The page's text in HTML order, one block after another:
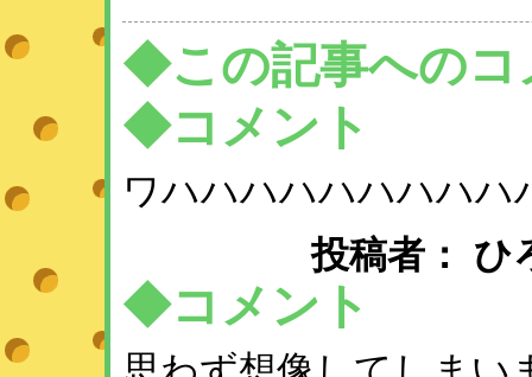
◆この記事へのコ
◆コメント
ワハハハハハハハハハ
投稿者： ひ
◆コメント